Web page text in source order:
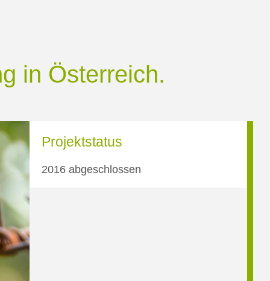
in Österreich.
Projektstatus
2016 abgeschlossen